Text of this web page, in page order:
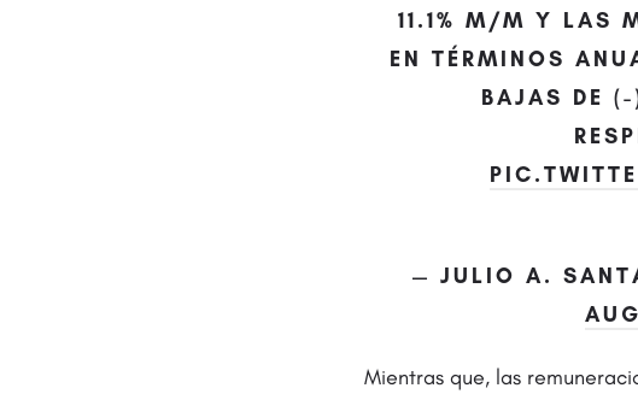
11.1% M/M Y LAS
EN TÉRMINOS
BAJAS DE
— JULIO A.
Mientras que, las